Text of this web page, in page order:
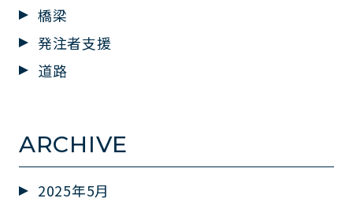
橋梁
発注者支援
道路
ARCHIVE
2025年5月